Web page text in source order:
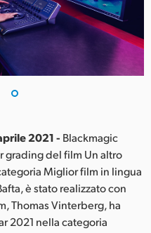
2021 - Blackmagic
grading del film Un altro
Miglior film in lingua
è stato realizzato con
Thomas Vinterberg, ha
2021 nella categoria